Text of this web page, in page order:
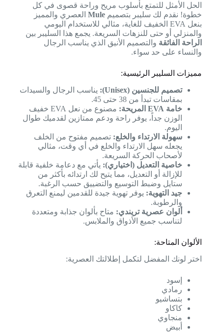
الحل الأمثل للتمتع بأسلوب مريح وراحة قصوى في كل
خطوة! نقدم لك سليبر بتصميم Muleالعصري والمميز
بنعل EVA الخفيف للغاية، مثالي للاستخدام اليومي
والمنزلي أو حتى للنزهات السريعة. يجمع هذا السليبر بين
الراحة الفائقة والتصميم الأنيق الذي يناسب الرجال
والنساء على حد سواء.
مميزات السليبر الرئيسية:
تصميم للجنسين (Unisex):
يناسب الرجال والسيدات
بمقاسات تبدأ من 38 حتى 45.
خامة EVA المريحة:
مصنوع من نعل EVA خفيف
الوزن جداً، يوفر راحة ودعم ممتازين لقدميك طوال
اليوم.
سهولة الارتداء والخلع: تصميم مفتوح من الخلف
يجعله سهل الارتداء والخلع في أي وقت، مثالي
لأصحاب الحركة السريعة.
خاصية التعديل (اختياري): يأتي مع دعامة خلفية قابلة
للإزالة أو التعديل، مما يتيح لك ارتدائه بأكثر من
ستايل وضبط التوسيع والتضييق حسب الرغبة.
جيد التهوية: يوفر تهوية جيدة للقدمين ليمنع التعرق
والرطوبة.
ألوان عصرية تريندي: متاح بألوان جذابة ومتعددة
لتناسب جميع الأذواق والملابس.
الألوان المتاحة:
اختر لونك المفضل لتكمل إطلالتك العصرية:
إسود
رمادي
بتساشيو
كاكاو
منجاوي
أبيض